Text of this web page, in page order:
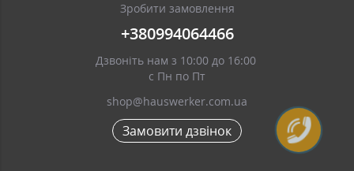
Зробити замовлення
+380994064466
Дзвоніть нам з 10:00 до 16:00
с Пн по Пт
shop@hauswerker.com.ua
Замовити дзвінок